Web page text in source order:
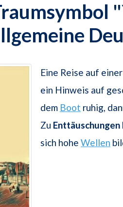
Eine Reise auf
ein Hinweis auf
dem Boot ruhig,
Zu Enttäuschungen
sich hohe Wellen